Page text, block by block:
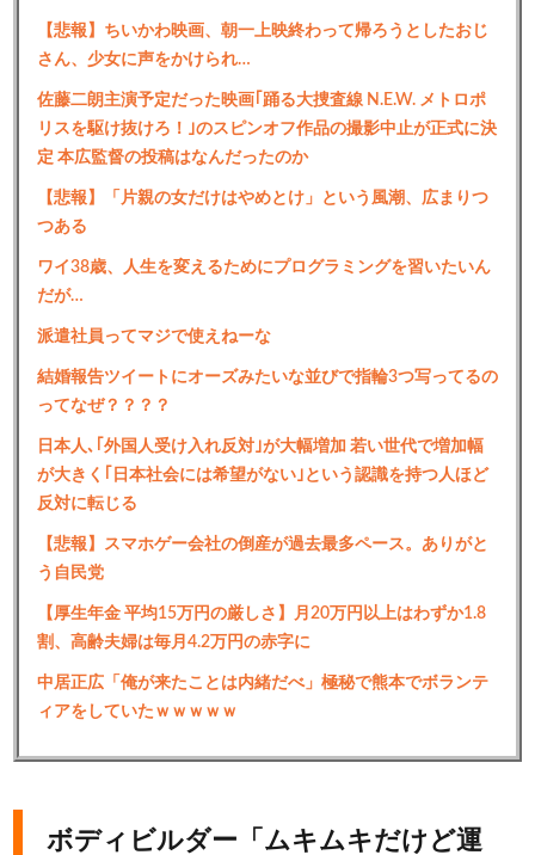
【悲報】ちいかわ映画、朝一上映終わって帰ろうとしたおじ
さん、少女に声をかけられ…
佐藤二朗主演予定だった映画｢踊る大捜査線 N.E.W. メトロポ
リスを駆け抜けろ！｣のスピンオフ作品の撮影中止が正式に決
定 本広監督の投稿はなんだったのか
【悲報】「片親の女だけはやめとけ」という風潮、広まりつ
つある
ワイ38歳、人生を変えるためにプログラミングを習いたいん
だが…
派遣社員ってマジで使えねーな
結婚報告ツイートにオーズみたいな並びで指輪3つ写ってるの
ってなぜ？？？？
日本人､｢外国人受け入れ反対｣が大幅増加 若い世代で増加幅
が大きく｢日本社会には希望がない｣という認識を持つ人ほど
反対に転じる
【悲報】スマホゲー会社の倒産が過去最多ペース。ありがと
う自民党
【厚生年金 平均15万円の厳しさ】月20万円以上はわずか1.8
割、高齢夫婦は毎月4.2万円の赤字に
中居正広「俺が来たことは内緒だべ」極秘で熊本でボランテ
ィアをしていたｗｗｗｗｗ
ボディビルダー「ムキムキだけど運